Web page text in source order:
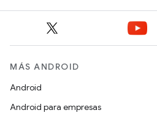
MÁS ANDROID
Android
Android para empresas